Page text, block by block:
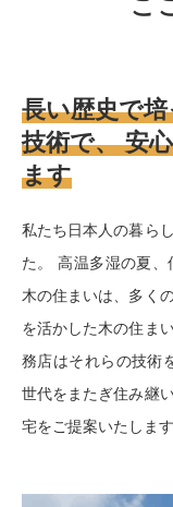
こ
長い歴史で
技術で、 安
ます
私たち日本人の暮ら
た。 高温多湿の夏、
木の住まいは、多く
を活かした木の住ま
務店はそれらの技術
世代をまたぎ住み継
宅をご提案いたします